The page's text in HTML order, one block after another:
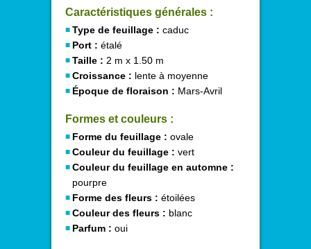
Caractéristiques générales :
Type de feuillage : caduc
Port : étalé
Taille : 2 m x 1.50 m
Croissance : lente à moyenne
Époque de floraison : Mars-Avril
Formes et couleurs :
Forme du feuillage : ovale
Couleur du feuillage : vert
Couleur du feuillage en automne :
pourpre
Forme des fleurs : étoilées
Couleur des fleurs : blanc
Parfum : oui